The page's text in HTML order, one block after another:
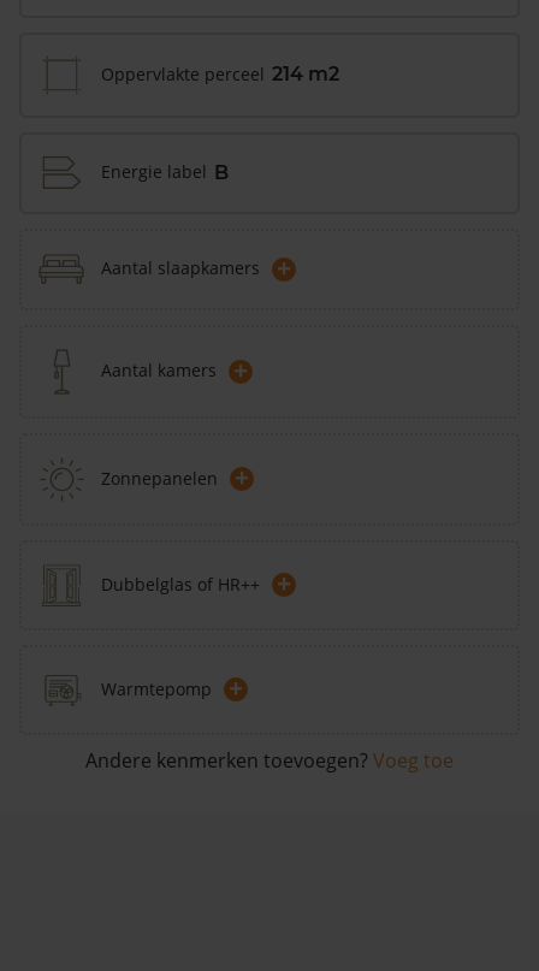
Oppervlakte perceel 214 m2
Energie label B
Aantal slaapkamers +
Aantal kamers +
Zonnepanelen +
Dubbelglas of HR++ +
Warmtepomp +
Andere kenmerken toevoegen? Voeg toe